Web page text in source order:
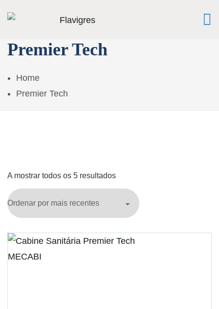
Premier Tech
Home
Premier Tech
A mostrar todos os 5 resultados